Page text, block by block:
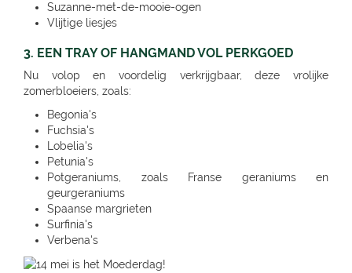
Suzanne-met-de-mooie-ogen
Vlijtige liesjes
3. EEN TRAY OF HANGMAND VOL PERKGOED
Nu volop en voordelig verkrijgbaar, deze vrolijke
zomerbloeiers, zoals:
Begonia's
Fuchsia's
Lobelia's
Petunia's
Potgeraniums, zoals Franse geraniums en
geurgeraniums
Spaanse margrieten
Surfinia's
Verbena's